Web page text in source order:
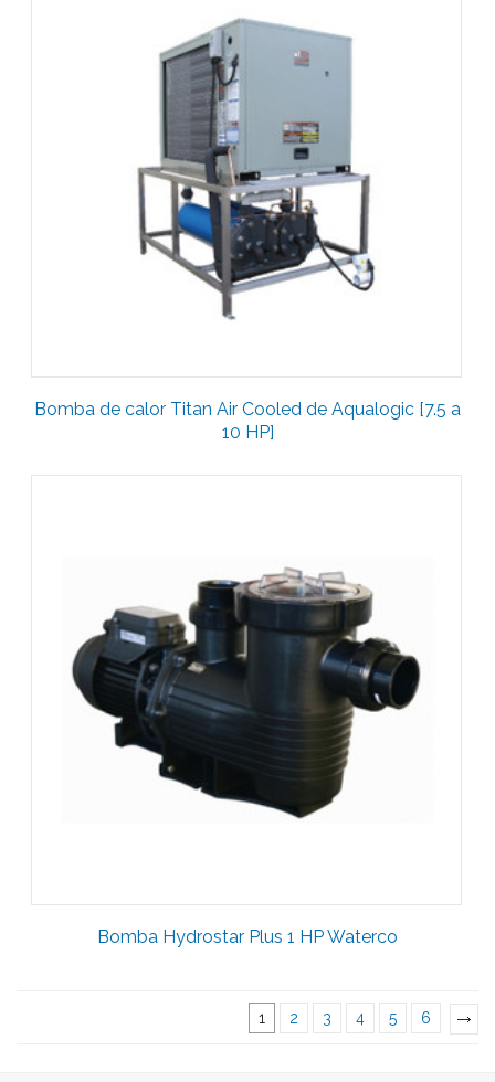
Bomba de calor Titan Air Cooled de Aqualogic [7.5 a
10 HP]
Bomba Hydrostar Plus 1 HP Waterco
1 2 3 4 5 6